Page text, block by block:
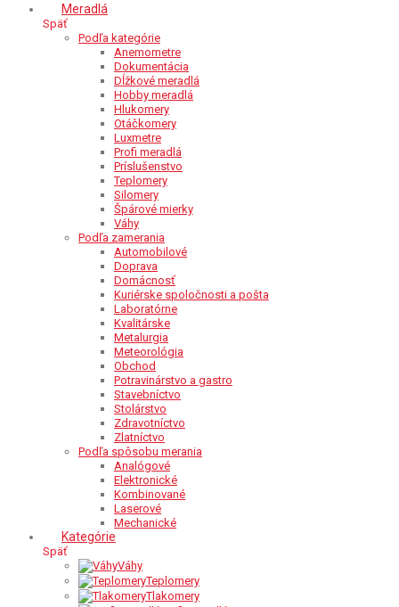
Meradlá
Späť
Podľa kategórie
Anemometre
Dokumentácia
Dĺžkové meradlá
Hobby meradlá
Hlukomery
Otáčkomery
Luxmetre
Profi meradlá
Príslušenstvo
Teplomery
Silomery
Špárové mierky
Váhy
Podľa zamerania
Automobilové
Doprava
Domácnosť
Kuriérske spoločnosti a pošta
Laboratórne
Kvalitárske
Metalurgia
Meteorológia
Obchod
Potravinárstvo a gastro
Stavebníctvo
Stolárstvo
Zdravotníctvo
Zlatníctvo
Podľa spôsobu merania
Analógové
Elektronické
Kombinované
Laserové
Mechanické
Kategórie
Späť
Váhy
Teplomery
Tlakomery